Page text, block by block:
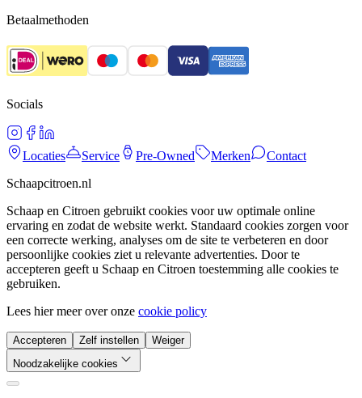
Betaalmethoden
Socials
Locaties Service Pre-Owned Merken
Contact
Schaapcitroen.nl
Schaap en Citroen gebruikt cookies voor uw optimale online
ervaring en zodat de website werkt. Standaard cookies zorgen voor
een correcte werking, analyses om de site te verbeteren en door
persoonlijke cookies ziet u relevante advertenties. Door te
accepteren geeft u Schaap en Citroen toestemming alle cookies te
gebruiken.
Lees hier meer over onze cookie policy
Accepteren Zelf instellen
Weiger
Noodzakelijke cookies